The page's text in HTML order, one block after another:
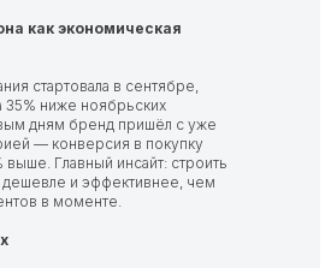
как экономическая
стартовала в сентябре,
35% ниже ноябрьских
дням бренд пришёл с уже
— конверсия в покупку
выше. Главный инсайт: строить
дешевле и эффективнее, чем
в моменте.